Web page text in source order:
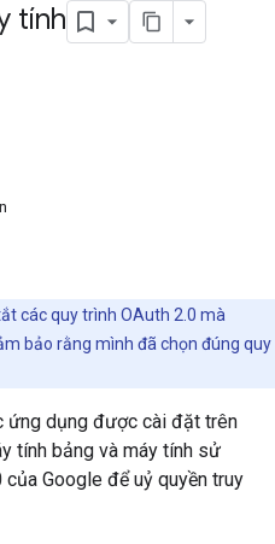
tính
các quy trình OAuth 2.0 mà
bảo rằng mình đã chọn đúng quy
ứng dụng được cài đặt trên
tính bảng và máy tính sử
Google để uỷ quyền truy